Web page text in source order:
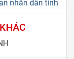
nhân dân tỉnh